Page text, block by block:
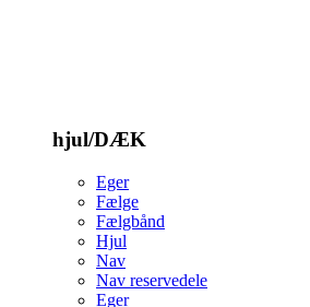
hjul/DÆK
Eger
Fælge
Fælgbånd
Hjul
Nav
Nav reservedele
Eger